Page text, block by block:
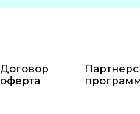
Договор
оферта